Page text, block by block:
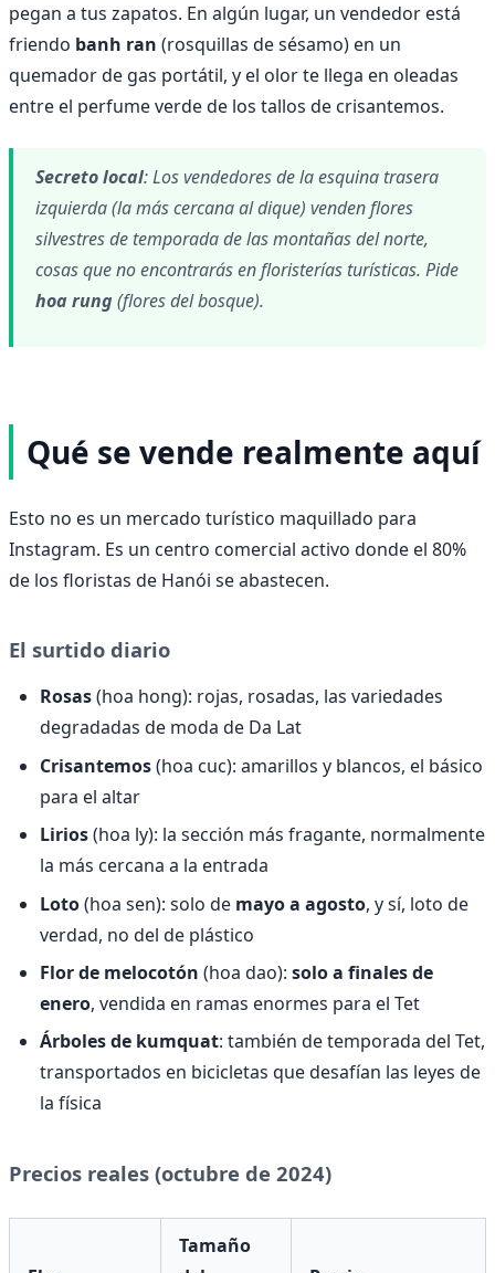
pegan a tus zapatos. En algún lugar, un vendedor está
friendo banh ran (rosquillas de sésamo) en un
quemador de gas portátil, y el olor te llega en oleadas
entre el perfume verde de los tallos de crisantemos.
Secreto local: Los vendedores de la esquina trasera
izquierda (la más cercana al dique) venden flores
silvestres de temporada de las montañas del norte,
cosas que no encontrarás en floristerías turísticas. Pide
hoa rung (flores del bosque).
Qué se vende realmente aquí
Esto no es un mercado turístico maquillado para
Instagram. Es un centro comercial activo donde el 80%
de los floristas de Hanói se abastecen.
El surtido diario
Rosas(hoa hong): rojas, rosadas, las variedades
degradadas de moda de Da Lat
Crisantemos(hoa cuc): amarillos y blancos, el básico
para el altar
Lirios(hoa ly): la sección más fragante, normalmente
la más cercana a la entrada
Loto(hoa sen): solo de mayo a agosto, y sí, loto de
verdad, no del de plástico
Flor de melocotón (hoa dao): solo a finales de
enero, vendida en ramas enormes para el Tet
Árboles de kumquat: también de temporada del Tet,
transportados en bicicletas que desafían las leyes de
la física
Precios reales (octubre de 2024)
Tamaño